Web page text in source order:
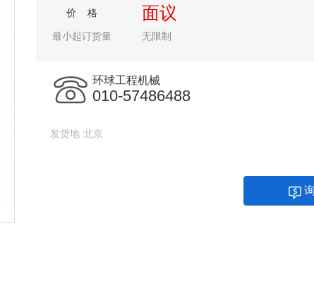
价 格
最小起订货量
面议
无限制
环球工程机械
010-57486488
发货地 北京